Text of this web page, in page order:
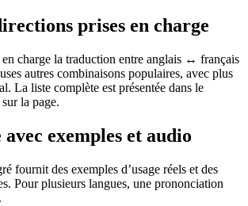
prises en charge
charge la traduction entre anglais ↔ français
autres combinaisons populaires, avec plus
La liste complète est présentée dans le
la page.
exemples et audio
fournit des exemples d’usage réels et des
Pour plusieurs langues, une prononciation